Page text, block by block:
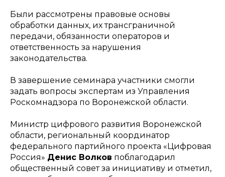
Были рассмотрены правовые основы
обработки данных, их трансграничной
передачи, обязанности операторов и
ответственность за нарушения
законодательства.
В завершение семинара участники смогли
задать вопросы экспертам из Управления
Роскомнадзора по Воронежской области.
Министр цифрового развития Воронежской
области, региональный координатор
федерального партийного проекта «Цифровая
Россия» Денис Волков поблагодарил
общественный совет за инициативу и отметил,